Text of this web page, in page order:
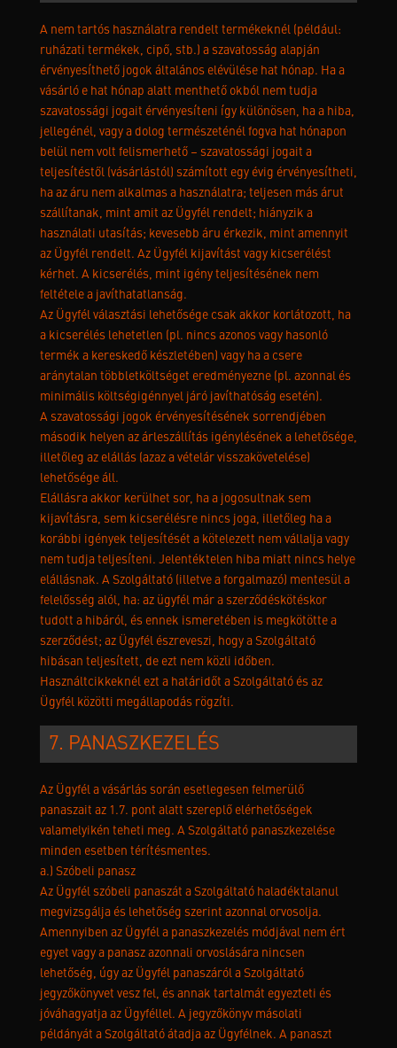
A nem tartós használatra rendelt termékeknél (például:
ruházati termékek, cipő, stb.) a szavatosság alapján
érvényesíthető jogok általános elévülése hat hónap. Ha a
vásárló e hat hónap alatt menthető okból nem tudja
szavatossági jogait érvényesíteni így különösen, ha a hiba,
jellegénél, vagy a dolog természeténél fogva hat hónapon
belül nem volt felismerhető – szavatossági jogait a
teljesítéstől (vásárlástól) számított egy évig érvényesítheti,
ha az áru nem alkalmas a használatra; teljesen más árut
szállítanak, mint amit az Ügyfél rendelt; hiányzik a
használati utasítás; kevesebb áru érkezik, mint amennyit
az Ügyfél rendelt. Az Ügyfél kijavítást vagy kicserélést
kérhet. A kicserélés, mint igény teljesítésének nem
feltétele a javíthatatlanság.
Az Ügyfél választási lehetősége csak akkor korlátozott, ha
a kicserélés lehetetlen (pl. nincs azonos vagy hasonló
termék a kereskedő készletében) vagy ha a csere
aránytalan többletköltséget eredményezne (pl. azonnal és
minimális költségigénnyel járó javíthatóság esetén).
A szavatossági jogok érvényesítésének sorrendjében
második helyen az árleszállítás igénylésének a lehetősége,
illetőleg az elállás (azaz a vételár visszakövetelése)
lehetősége áll.
Elállásra akkor kerülhet sor, ha a jogosultnak sem
kijavításra, sem kicserélésre nincs joga, illetőleg ha a
korábbi igények teljesítését a kötelezett nem vállalja vagy
nem tudja teljesíteni. Jelentéktelen hiba miatt nincs helye
elállásnak. A Szolgáltató (illetve a forgalmazó) mentesül a
felelősség alól, ha: az ügyfél már a szerződéskötéskor
tudott a hibáról, és ennek ismeretében is megkötötte a
szerződést; az Ügyfél észreveszi, hogy a Szolgáltató
hibásan teljesített, de ezt nem közli időben.
Használtcikkeknél ezt a határidőt a Szolgáltató és az
Ügyfél közötti megállapodás rögzíti.
7. PANASZKEZELÉS
Az Ügyfél a vásárlás során esetlegesen felmerülő
panaszait az 1.7. pont alatt szereplő elérhetőségek
valamelyikén teheti meg. A Szolgáltató panaszkezelése
minden esetben térítésmentes.
a.) Szóbeli panasz
Az Ügyfél szóbeli panaszát a Szolgáltató haladéktalanul
megvizsgálja és lehetőség szerint azonnal orvosolja.
Amennyiben az Ügyfél a panaszkezelés módjával nem ért
egyet vagy a panasz azonnali orvoslására nincsen
lehetőség, úgy az Ügyfél panaszáról a Szolgáltató
jegyzőkönyvet vesz fel, és annak tartalmát egyezteti és
jóváhagyatja az Ügyféllel. A jegyzőkönyv másolati
példányát a Szolgáltató átadja az Ügyfélnek. A panaszt